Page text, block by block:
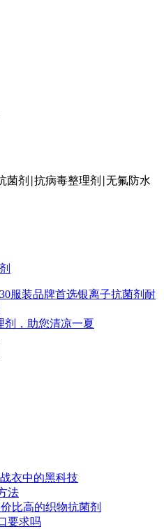
服装品牌首选银离子抗菌剂耐
剂，助您清凉一夏
衣中的黑科技
法
比高的织物抗菌剂
要求吗